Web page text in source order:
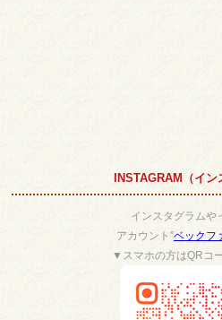
INSTAGRAM（イン
インスタグラムや
アカウント”ベックフ
▼スマホの方はQRコ